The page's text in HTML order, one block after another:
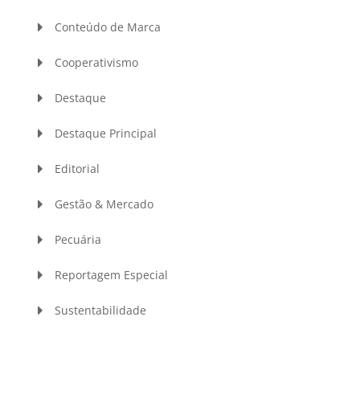
Conteúdo de Marca
Cooperativismo
Destaque
Destaque Principal
Editorial
Gestão & Mercado
Pecuária
Reportagem Especial
Sustentabilidade